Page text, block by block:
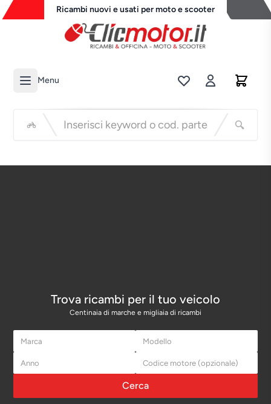
Ricambi nuovi e usati per moto e scooter
Menu
Trova ricambi per il tuo veicolo
Centinaia di marche e migliaia di ricambi
Cerca